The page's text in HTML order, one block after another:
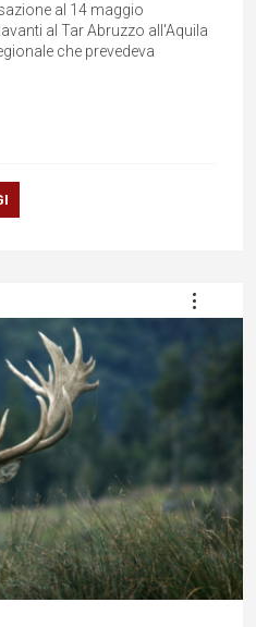
al 14 maggio
al Tar Abruzzo all'Aquila
che prevedeva